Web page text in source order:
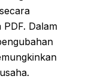
Dalam